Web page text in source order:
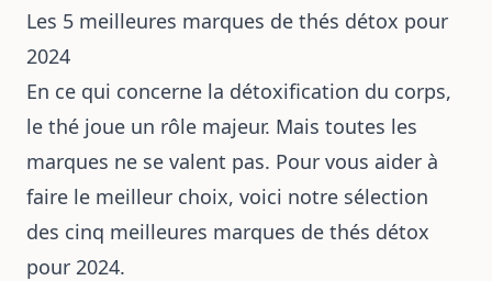
Les 5 meilleures marques de thés détox pour
2024
En ce qui concerne la détoxification du corps,
le thé joue un rôle majeur. Mais toutes les
marques ne se valent pas. Pour vous aider à
faire le meilleur choix, voici notre sélection
des cinq meilleures marques de thés détox
pour 2024.